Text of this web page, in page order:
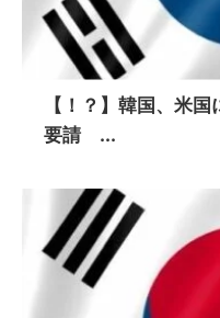
【！？】韓国、米
要請 ...